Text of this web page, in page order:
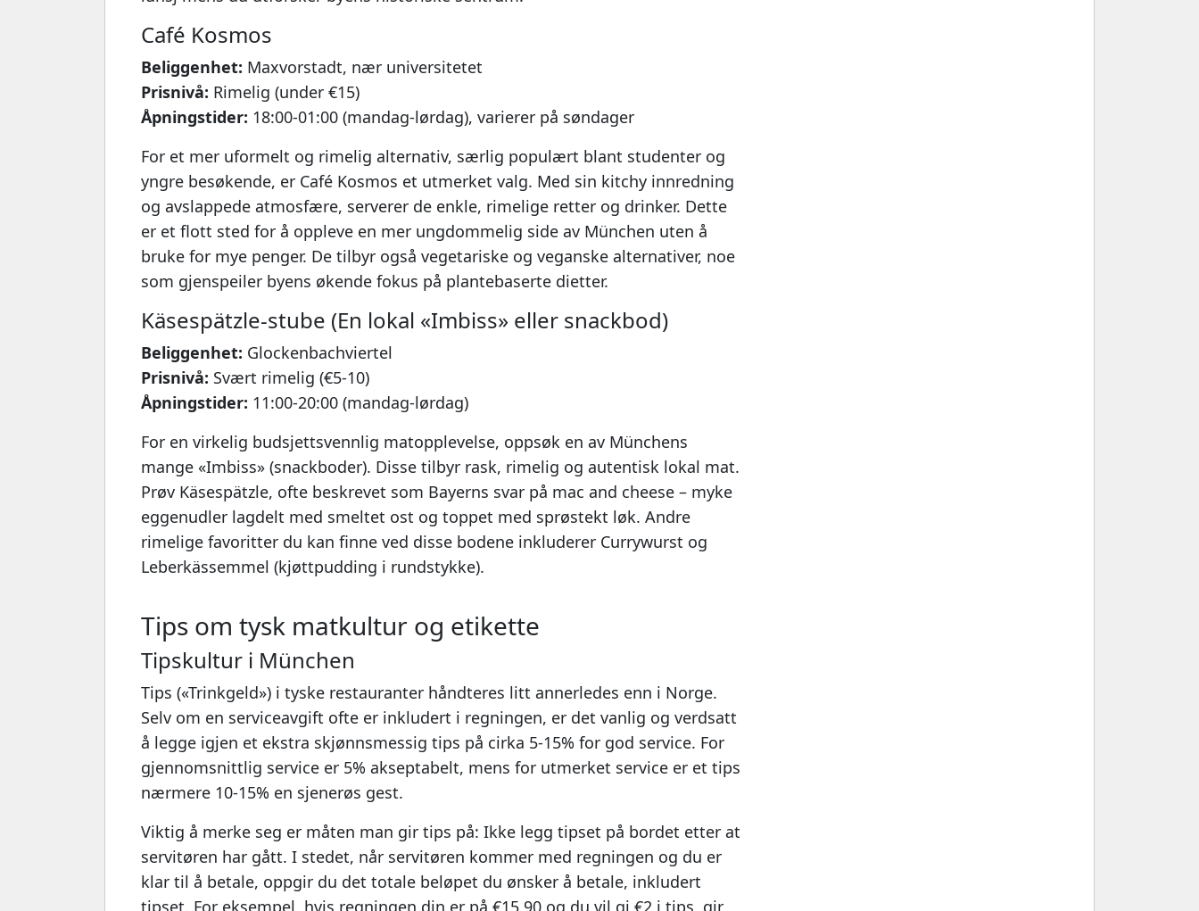
Café Kosmos
Beliggenhet: Maxvorstadt, nær universitetet
Prisnivå: Rimelig (under €15)
Åpningstider: 18:00-01:00 (mandag-lørdag), varierer på søndager
For et mer uformelt og rimelig alternativ, særlig populært blant studenter og
yngre besøkende, er Café Kosmos et utmerket valg. Med sin kitchy innredning
og avslappede atmosfære, serverer de enkle, rimelige retter og drinker. Dette
er et flott sted for å oppleve en mer ungdommelig side av München uten å
bruke for mye penger. De tilbyr også vegetariske og veganske alternativer, noe
som gjenspeiler byens økende fokus på plantebaserte dietter.
Käsespätzle-stube (En lokal «Imbiss» eller snackbod)
Beliggenhet: Glockenbachviertel
Prisnivå: Svært rimelig (€5-10)
Åpningstider: 11:00-20:00 (mandag-lørdag)
For en virkelig budsjettsvennlig matopplevelse, oppsøk en av Münchens
mange «Imbiss» (snackboder). Disse tilbyr rask, rimelig og autentisk lokal mat.
Prøv Käsespätzle, ofte beskrevet som Bayerns svar på mac and cheese – myke
eggenudler lagdelt med smeltet ost og toppet med sprøstekt løk. Andre
rimelige favoritter du kan finne ved disse bodene inkluderer Currywurst og
Leberkässemmel (kjøttpudding i rundstykke).
Tips om tysk matkultur og etikette
Tipskultur i München
Tips («Trinkgeld») i tyske restauranter håndteres litt annerledes enn i Norge.
Selv om en serviceavgift ofte er inkludert i regningen, er det vanlig og verdsatt
å legge igjen et ekstra skjønnsmessig tips på cirka 5-15% for god service. For
gjennomsnittlig service er 5% akseptabelt, mens for utmerket service er et tips
nærmere 10-15% en sjenerøs gest.
Viktig å merke seg er måten man gir tips på: Ikke legg tipset på bordet etter at
servitøren har gått. I stedet, når servitøren kommer med regningen og du er
klar til å betale, oppgir du det totale beløpet du ønsker å betale, inkludert
tipset. For eksempel, hvis regningen din er på €15,90 og du vil gi €2 i tips, gir